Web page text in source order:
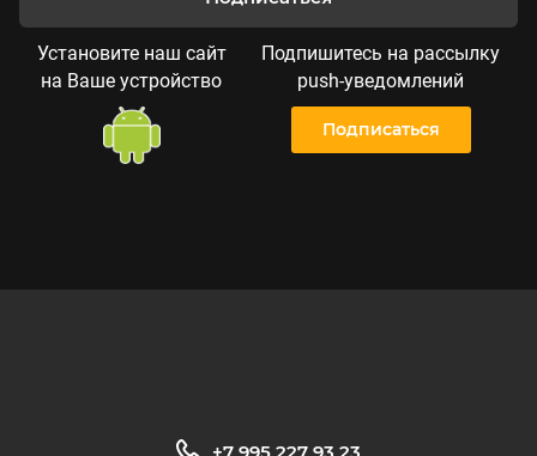
Установите наш сайт
на Ваше устройство
Подпишитесь на рассылку
push-уведомлений
Подписаться